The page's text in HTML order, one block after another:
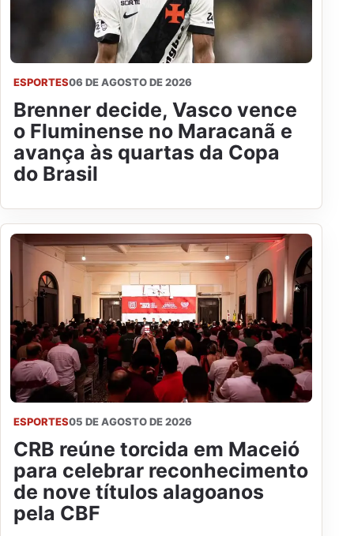
ESPORTES06 DE AGOSTO DE 2026
Brenner decide, Vasco vence
o Fluminense no Maracanã e
avança às quartas da Copa
do Brasil
ESPORTES05 DE AGOSTO DE 2026
CRB reúne torcida em Maceió
para celebrar reconhecimento
de nove títulos alagoanos
pela CBF